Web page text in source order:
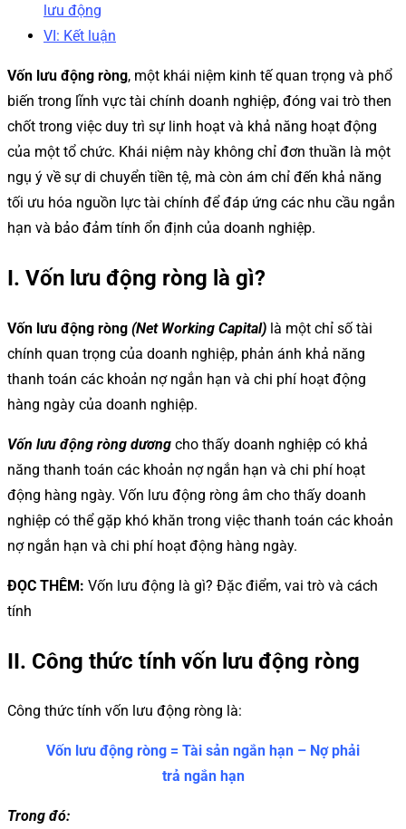
lưu động
VI: Kết luận
Vốn lưu động ròng, một khái niệm kinh tế quan trọng và phổ
biến trong lĩnh vực tài chính doanh nghiệp, đóng vai trò then
chốt trong việc duy trì sự linh hoạt và khả năng hoạt động
của một tổ chức. Khái niệm này không chỉ đơn thuần là một
ngụ ý về sự di chuyển tiền tệ, mà còn ám chỉ đến khả năng
tối ưu hóa nguồn lực tài chính để đáp ứng các nhu cầu ngắn
hạn và bảo đảm tính ổn định của doanh nghiệp.
I. Vốn lưu động ròng là gì?
Vốn lưu động ròng (Net Working Capital) là một chỉ số tài
chính quan trọng của doanh nghiệp, phản ánh khả năng
thanh toán các khoản nợ ngắn hạn và chi phí hoạt động
hàng ngày của doanh nghiệp.
Vốn lưu động ròng dương cho thấy doanh nghiệp có khả
năng thanh toán các khoản nợ ngắn hạn và chi phí hoạt
động hàng ngày. Vốn lưu động ròng âm cho thấy doanh
nghiệp có thể gặp khó khăn trong việc thanh toán các khoản
nợ ngắn hạn và chi phí hoạt động hàng ngày.
ĐỌC THÊM: Vốn lưu động là gì? Đặc điểm, vai trò và cách
tính
II. Công thức tính vốn lưu động ròng
Công thức tính vốn lưu động ròng là:
Vốn lưu động ròng = Tài sản ngắn hạn – Nợ phải
trả ngắn hạn
Trong đó: